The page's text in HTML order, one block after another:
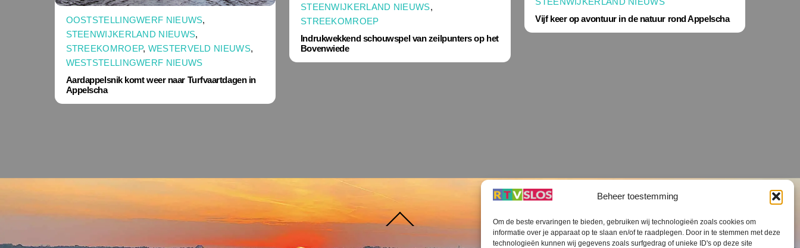
Beheer toestemming
Om de beste ervaringen te bieden, gebruiken wij technologieën zoals cookies om
informatie over je apparaat op te slaan en/of te raadplegen. Door in te stemmen met deze
technologieën kunnen wij gegevens zoals surfgedrag of unieke ID's op deze site
OOSTSTELLINGWERF NIEUWS,
STEENWIJKERLAND NIEUWS,
STREEKOMROEP, WESTERVELD NIEUWS,
WESTSTELLINGWERF NIEUWS
Aardappelsnik komt weer naar Turfvaartdagen in
Appelscha
STEENWIJKERLAND NIEUWS,
STREEKOMROEP
Indrukwekkend schouwspel van zeilpunters op het
Bovenwiede
Vijf keer op avontuur in de natuur rond Appelscha
naar